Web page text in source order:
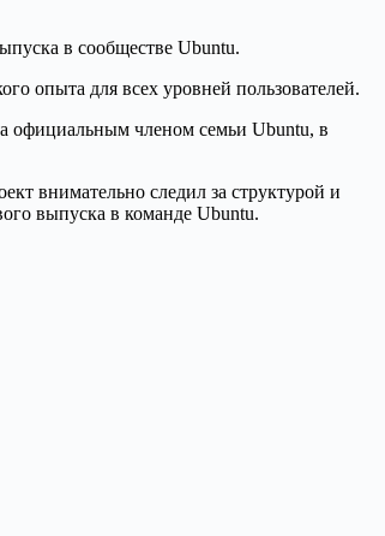
в сообществе Ubuntu.
опыта для всех уровней пользователей.
официальным членом семьи Ubuntu, в
внимательно следил за структурой и
выпуска в команде Ubuntu.